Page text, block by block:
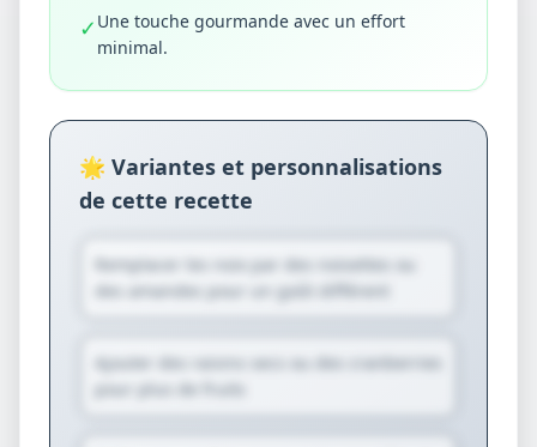
✓ Une touche gourmande avec un effort
minimal.
🌟 Variantes et personnalisations
de cette recette
Remplacer les noix par des noisettes ou
des amandes pour un goût différent
Ajouter des raisins secs ou des cranberries
pour plus de fruits